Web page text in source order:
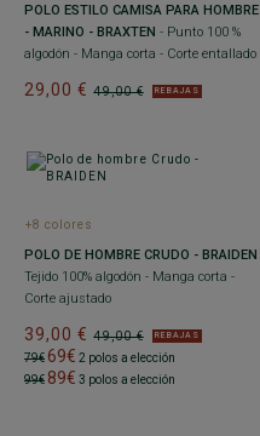
POLO ESTILO CAMISA PARA HOMBRE
- MARINO - BRAXTEN - Punto 100 %
algodón - Manga corta - Corte entallado
49,00 €
29,00 € REBAJAS
+8 colores
POLO DE HOMBRE CRUDO - BRAIDEN
Tejido 100% algodón - Manga corta -
Corte ajustado
49,00 €
39,00 € REBAJAS
79€69€ 2 polos a elección
99€ 89€ 3 polos a elección